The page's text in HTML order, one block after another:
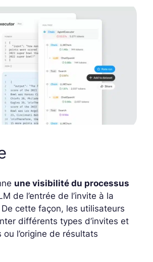
une visibilité du processus
de l’entrée de l’invite à la
cette façon, les utilisateurs
différents types d’invites et
l’origine de résultats